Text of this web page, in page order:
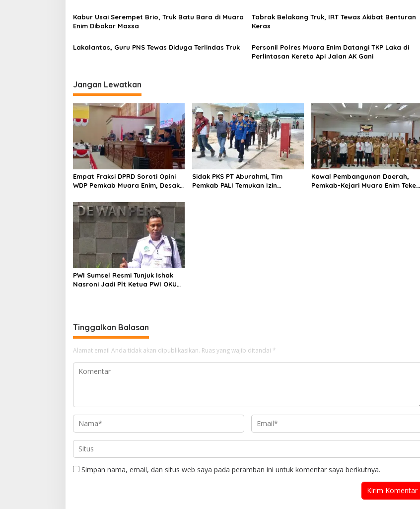
o
s
Kabur Usai Serempet Brio, Truk Batu Bara di Muara
Enim Dibakar Massa
Tabrak Belakang Truk, IRT Tewas Akibat Benturan
Keras
Lakalantas, Guru PNS Tewas Diduga Terlindas Truk
Personil Polres Muara Enim Datangi TKP Laka di
Perlintasan Kereta Api Jalan AK Gani
Jangan Lewatkan
Empat Fraksi DPRD Soroti Opini
WDP Pemkab Muara Enim, Desak
Sidak PKS PT Aburahmi, Tim
Pemkab PALI Temukan Izin
Kawal Pembangunan Daerah,
Pemkab-Kejari Muara Enim Teken
PWI Sumsel Resmi Tunjuk Ishak
Nasroni Jadi Plt Ketua PWI OKU
Tinggalkan Balasan
Alamat email Anda tidak akan dipublikasikan. Ruas yang wajib ditandai *
Simpan nama, email, dan situs web saya pada peramban ini untuk komentar saya berikutnya.